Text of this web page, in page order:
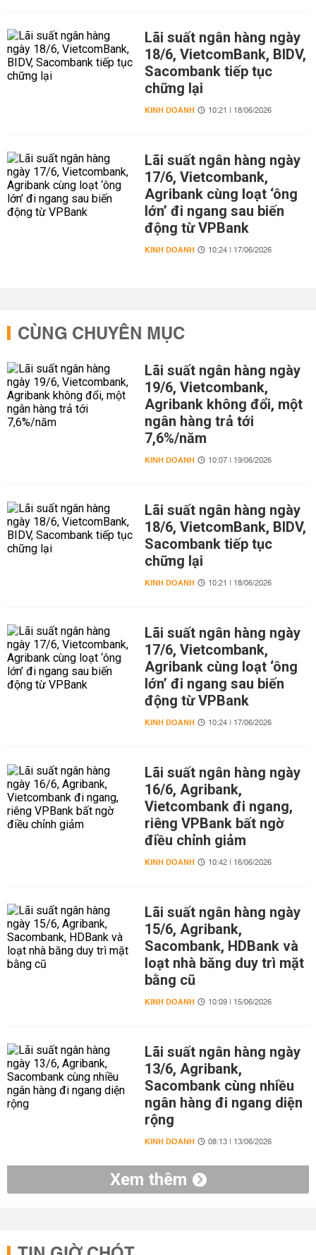
Lãi suất ngân hàng ngày
18/6, VietcomBank, BIDV,
Sacombank tiếp tục
chững lại
KINH DOANH 10:21 | 18/06/2026
Lãi suất ngân hàng ngày
17/6, Vietcombank,
Agribank cùng loạt ‘ông
lớn’ đi ngang sau biến
động từ VPBank
KINH DOANH 10:24 | 17/06/2026
CÙNG CHUYÊN MỤC
Lãi suất ngân hàng ngày
19/6, Vietcombank,
Agribank không đổi, một
ngân hàng trả tới
7,6%/năm
KINH DOANH 10:07 | 19/06/2026
Lãi suất ngân hàng ngày
18/6, VietcomBank, BIDV,
Sacombank tiếp tục
chững lại
KINH DOANH 10:21 | 18/06/2026
Lãi suất ngân hàng ngày
17/6, Vietcombank,
Agribank cùng loạt ‘ông
lớn’ đi ngang sau biến
động từ VPBank
KINH DOANH 10:24 | 17/06/2026
Lãi suất ngân hàng ngày
16/6, Agribank,
Vietcombank đi ngang,
riêng VPBank bất ngờ
điều chỉnh giảm
KINH DOANH 10:42 | 16/06/2026
Lãi suất ngân hàng ngày
15/6, Agribank,
Sacombank, HDBank và
loạt nhà băng duy trì mặt
bằng cũ
KINH DOANH 10:09 | 15/06/2026
Lãi suất ngân hàng ngày
13/6, Agribank,
Sacombank cùng nhiều
ngân hàng đi ngang diện
rộng
KINH DOANH 08:13 | 13/06/2026
Xem thêm